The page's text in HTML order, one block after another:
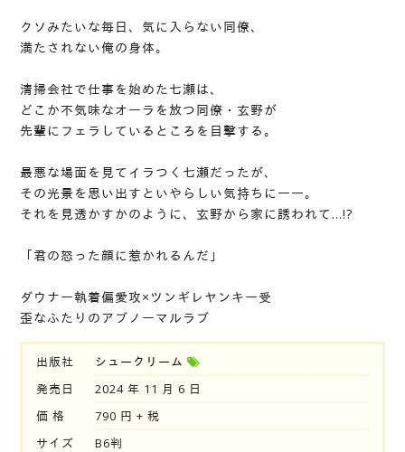
クソみたいな毎日、気に入らない同僚、
満たされない俺の身体。
清掃会社で仕事を始めた七瀬は、
どこか不気味なオーラを放つ同僚・玄野が
先輩にフェラしているところを目撃する。
最悪な場面を見てイラつく七瀬だったが、
その光景を思い出すといやらしい気持ちに――。
それを見透かすかのように、玄野から家に誘われて…!?
「君の怒った顔に惹かれるんだ」
ダウナー執着偏愛攻×ツンギレヤンキー受
歪なふたりのアブノーマルラブ
出版社
シュークリーム
発売日
2024 年 11 月 6 日
価 格
790 円 + 税
サイズ
B6判